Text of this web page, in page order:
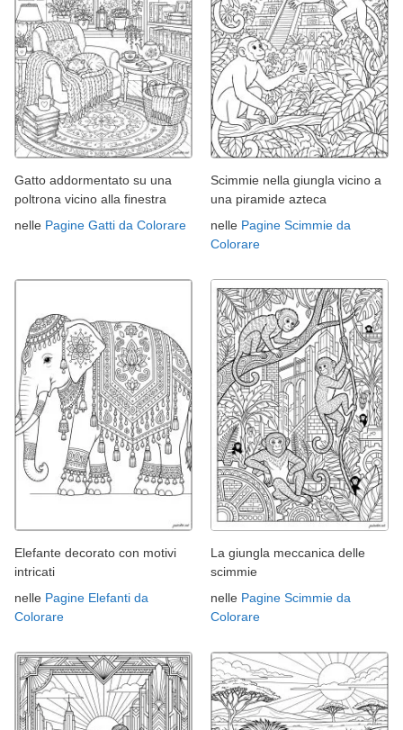
Gatto addormentato su una
poltrona vicino alla finestra
nelle Pagine Gatti da Colorare
Scimmie nella giungla vicino a
una piramide azteca
nelle Pagine Scimmie da
Colorare
Elefante decorato con motivi
intricati
nelle Pagine Elefanti da
Colorare
La giungla meccanica delle
scimmie
nelle Pagine Scimmie da
Colorare